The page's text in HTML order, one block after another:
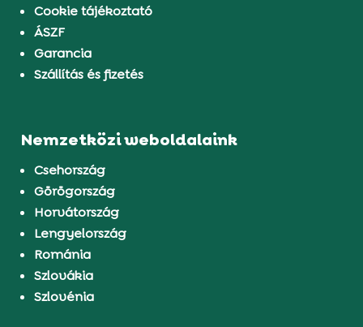
Cookie tájékoztató
ÁSZF
Garancia
Szállítás és fizetés
Nemzetközi weboldalaink
Csehország
Görögország
Horvátország
Lengyelország
Románia
Szlovákia
Szlovénia